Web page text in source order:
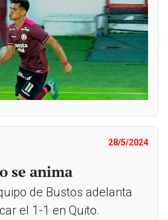
28/5/2024
se anima
de Bustos adelanta
el 1-1 en Quito.